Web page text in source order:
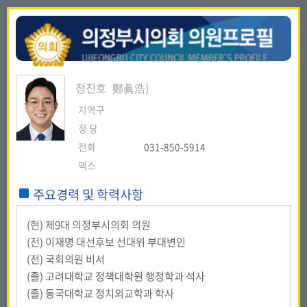
정진호 鄭眞浩)
지역구
정 당
전화
031-850-5914
팩스
주요경력 및 학력사항
(현) 제9대 의정부시의회 의원
(전) 이재명 대선후보 선대위 부대변인
(전) 국회의원 비서
(졸) 고려대학교 정책대학원 행정학과 석사
(졸) 동국대학교 정치외교학과 학사